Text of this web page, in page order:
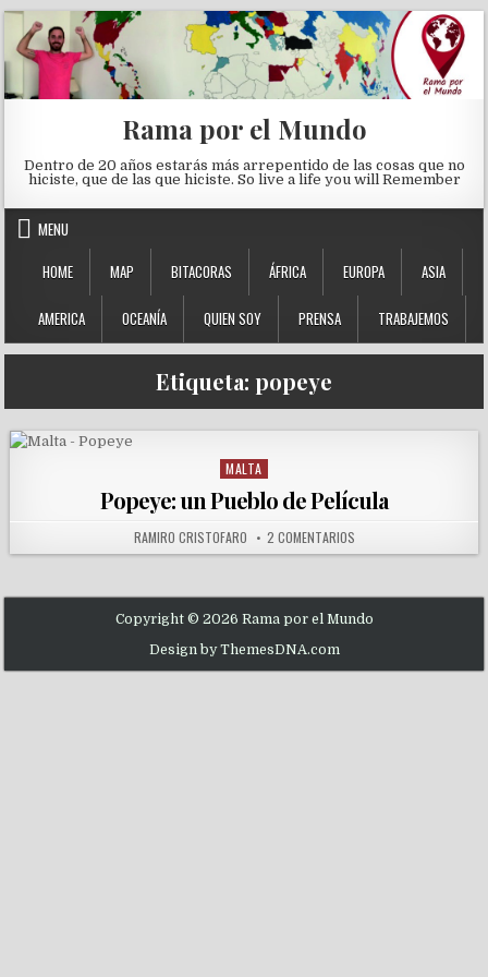
Skip to content
Rama por el Mundo
Dentro de 20 años estarás más arrepentido de las cosas que no
hiciste, que de las que hiciste. So live a life you will Remember
MENU
HOME
MAP BITACORAS ÁFRICA EUROPA ASIA
AMERICA OCEANÍA QUIEN SOY PRENSA TRABAJEMOS
Etiqueta: popeye
Posted in
MALTA
Popeye: un Pueblo de Película
AUTHOR:
RAMIRO CRISTOFARO 2 COMENTARIOSEN POPEYE: UN PUEBLO
Copyright © 2026 Rama por el Mundo
Design by ThemesDNA.com